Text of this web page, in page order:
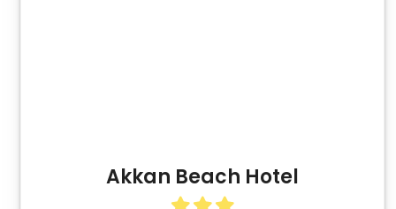
Akkan Beach Hotel